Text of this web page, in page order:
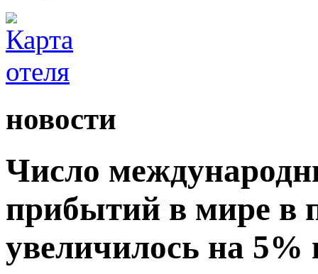
новости
Число
прибытий в мире в
увеличилось на 5%